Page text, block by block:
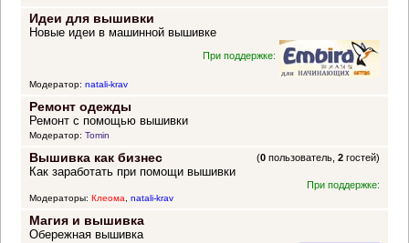
Идеи для вышивки
Новые идеи в машинной вышивке
При поддержке:
Модератор: natali-krav
Ремонт одежды
Ремонт с помощью вышивки
Модератор: Tomin
Вышивка как бизнес (0 пользователь,2 гостей)
Как заработать при помощи вышивки
При поддержке:
Модераторы: Клеома, natali-krav
Магия и вышивка
Обережная вышивка